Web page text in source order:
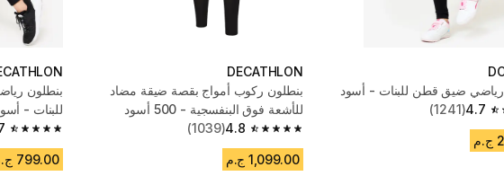
رياضي ضيق قطن للبنات - أسود
4.7
(1241)
DECATHLON
بنطلون ركوب أمواج بقصة ضيقة مضاد
للأشعة فوق البنفسجية - 500 أسود
4.8
4.8 out of 5 stars from 1039 reviews
(1039)
1,099.00 ج.م
بنطلون
للبنات -
4.7 out of 5 stars from 461 reviews
799.00 ج.م